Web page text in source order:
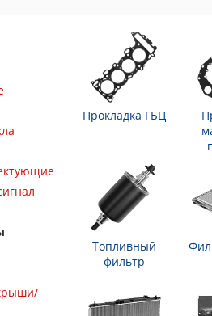
Прокладка ГБЦ
Топливный
фильтр